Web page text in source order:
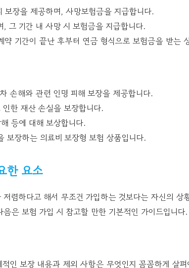
보장을 제공하며, 사망보험금을 지급합니다.
그 기간 내 사망 시 보험금을 지급합니다.
약 기간이 끝난 후부터 연금 형식으로 보험금을 받는
손해와 관련 인명 피해 보장을 제공합니다.
한 재산 손실을 보장합니다.
등에 대해 보상합니다.
보장하는 의료비 보장형 보험 상품입니다.
한 요소
렴하다고 해서 무조건 가입하는 것보다는 자신의 상
은 보험 가입 시 참고할 만한 기본적인 가이드입니다.
인 보장 내용과 제외 사항은 무엇인지 꼼꼼하게 살